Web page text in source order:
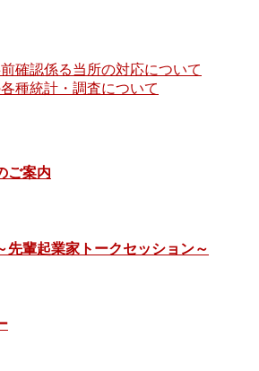
確認係る当所の対応について
種統計・調査について
ご案内
先輩起業家トークセッション～